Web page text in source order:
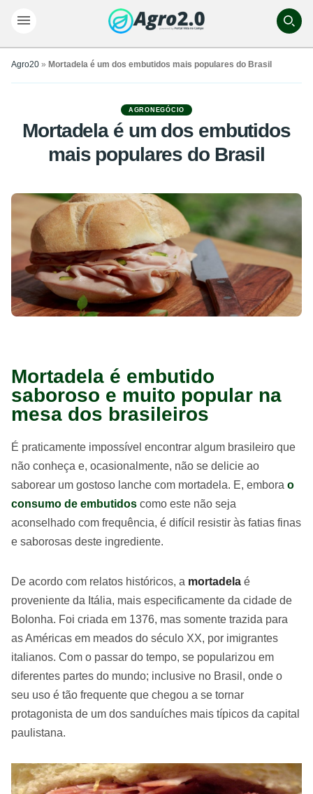
Agro20 » Mortadela é um dos embutidos mais populares do Brasil
AGRONEGÓCIO
Mortadela é um dos embutidos
mais populares do Brasil
Mortadela é embutido
saboroso e muito popular na
mesa dos brasileiros
É praticamente impossível encontrar algum brasileiro que
não conheça e, ocasionalmente, não se delicie ao
saborear um gostoso lanche com mortadela. E, embora o
consumo de embutidos como este não seja
aconselhado com frequência, é difícil resistir às fatias finas
e saborosas deste ingrediente.
De acordo com relatos históricos, a mortadela é
proveniente da Itália, mais especificamente da cidade de
Bolonha. Foi criada em 1376, mas somente trazida para
as Américas em meados do século XX, por imigrantes
italianos. Com o passar do tempo, se popularizou em
diferentes partes do mundo; inclusive no Brasil, onde o
seu uso é tão frequente que chegou a se tornar
protagonista de um dos sanduíches mais típicos da capital
paulistana.